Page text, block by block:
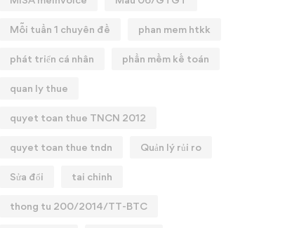
Mỗi tuần 1 chuyên đề phan mem htkk
phát triển cá nhân phần mềm kế toán
quan ly thue
quyet toan thue TNCN 2012
quyet toan thue tndn Quản lý rủi ro
Sửa đổi tai chinh
thong tu 200/2014/TT-BTC